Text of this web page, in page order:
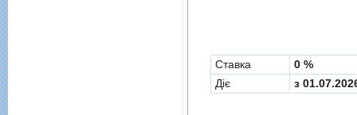
Cтавка
0 %
Діє
з